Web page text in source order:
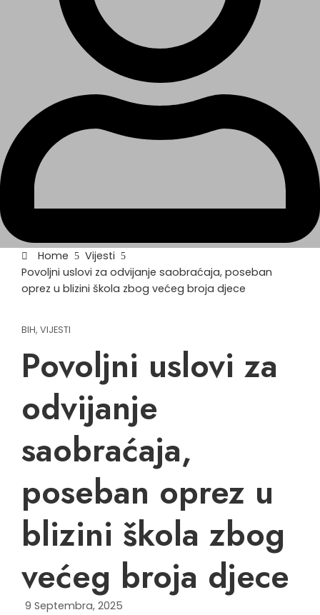
Home
Vijesti
Povoljni uslovi za odvijanje saobraćaja, poseban
oprez u blizini škola zbog većeg broja djece
BIH, VIJESTI
Povoljni uslovi za
odvijanje
saobraćaja,
poseban oprez u
blizini škola zbog
većeg broja djece
9 Septembra, 2025